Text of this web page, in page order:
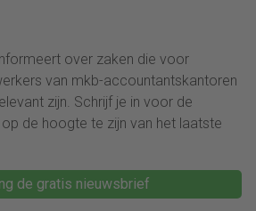
over zaken die voor
van mkb-accountantskantoren
zijn. Schrijf je in voor de
de hoogte te zijn van het laatste
de gratis nieuwsbrief